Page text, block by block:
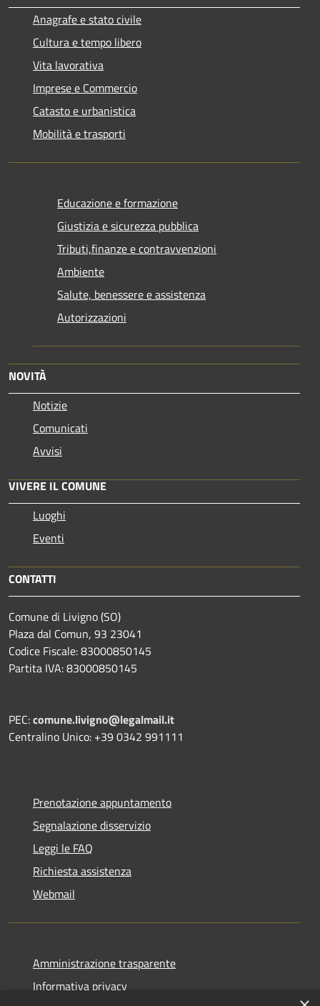
Anagrafe e stato civile
Cultura e tempo libero
Vita lavorativa
Imprese e Commercio
Catasto e urbanistica
Mobilità e trasporti
Educazione e formazione
Giustizia e sicurezza pubblica
Tributi,finanze e contravvenzioni
Ambiente
Salute, benessere e assistenza
Autorizzazioni
NOVITÀ
Notizie
Comunicati
Avvisi
VIVERE IL COMUNE
Luoghi
Eventi
CONTATTI
Comune di Livigno (SO)
Plaza dal Comun, 93 23041
Codice Fiscale: 83000850145
Partita IVA: 83000850145
PEC:comune.livigno@legalmail.it
Centralino Unico: +39 0342 991111
Prenotazione appuntamento
Segnalazione disservizio
Leggi le FAQ
Richiesta assistenza
Webmail
Amministrazione trasparente
Informativa privacy